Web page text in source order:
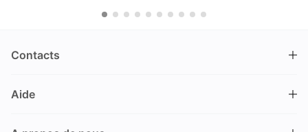
Contacts
Nüschelerstrasse 35
Suisse
Aide